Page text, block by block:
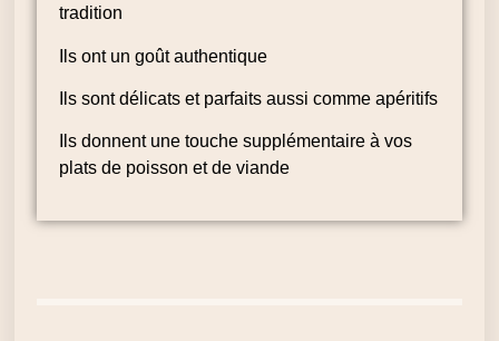
tradition
Ils ont un goût authentique
Ils sont délicats et parfaits aussi comme apéritifs
Ils donnent une touche supplémentaire à vos
plats de poisson et de viande